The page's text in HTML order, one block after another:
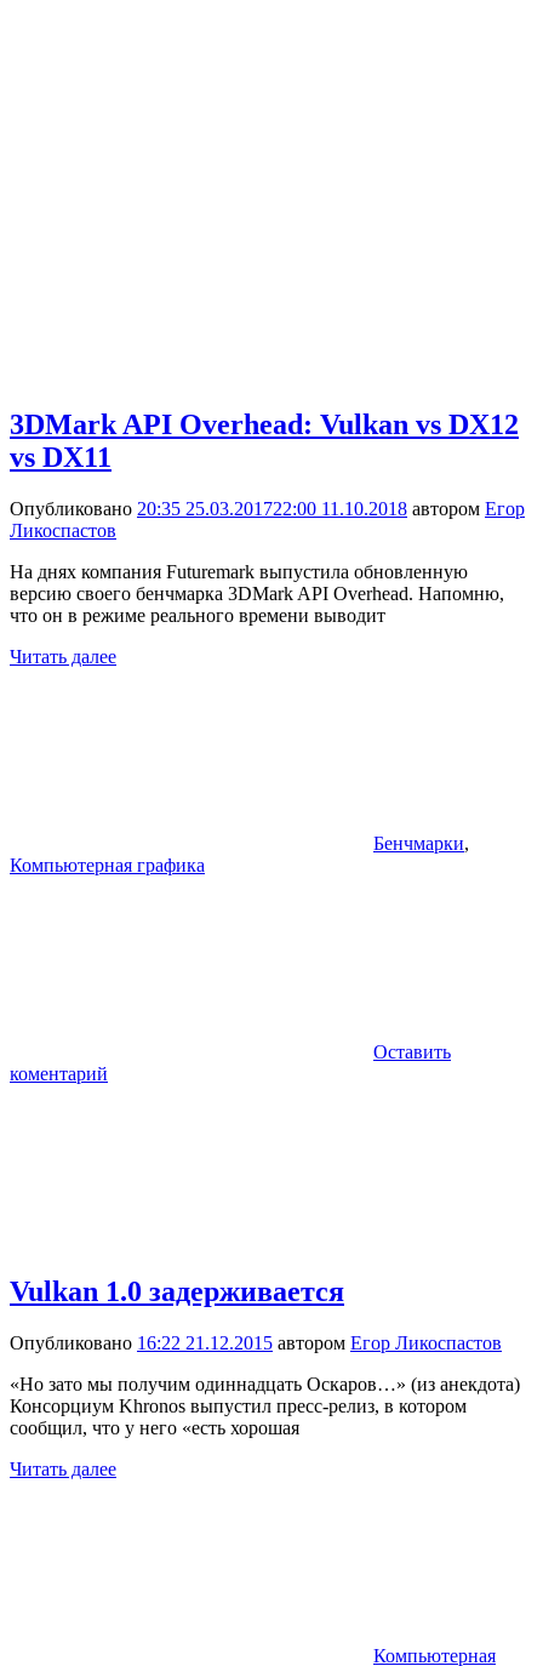
3DMark API Overhead: Vulkan vs DX12
vs DX11
Опубликовано 20:35 25.03.201722:00 11.10.2018 автором Егор
Ликоспастов
На днях компания Futuremark выпустила обновленную
версию своего бенчмарка 3DMark API Overhead. Напомню,
что он в режиме реального времени выводит
Читать далее
Бенчмарки,
Компьютерная графика
Оставить
коментарий
Vulkan 1.0 задерживается
Опубликовано 16:22 21.12.2015 автором Егор Ликоспастов
«Но зато мы получим одиннадцать Оскаров…» (из анекдота)
Консорциум Khronos выпустил пресс-релиз, в котором
сообщил, что у него «есть хорошая
Читать далее
Компьютерная